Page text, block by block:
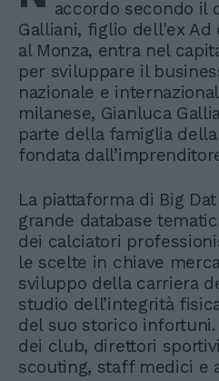
accordo secondo il
Galliani, figlio dell'ex Ad
al Monza, entra nel
per sviluppare il
nazionale e
milanese, Gianluca
parte della famiglia
fondata
La piattaforma di Big
grande database
dei calciatori
le scelte in chiave
sviluppo della carriera
studio dell’integrità
del suo storico
dei club, direttori
scouting, staff medici e